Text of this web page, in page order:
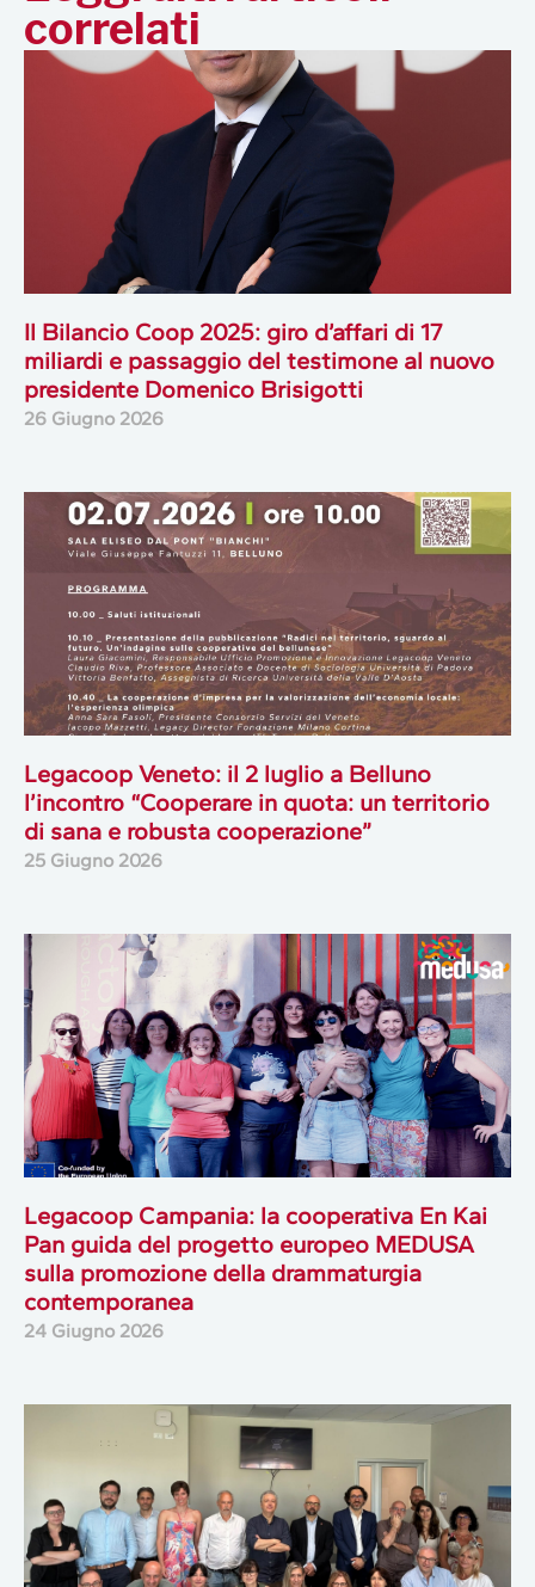
correlati
Il Bilancio Coop 2025: giro d’affari di 17
miliardi e passaggio del testimone al nuovo
presidente Domenico Brisigotti
26 Giugno 2026
Legacoop Veneto: il 2 luglio a Belluno
l’incontro “Cooperare in quota: un territorio
di sana e robusta cooperazione”
25 Giugno 2026
Legacoop Campania: la cooperativa En Kai
Pan guida del progetto europeo MEDUSA
sulla promozione della drammaturgia
contemporanea
24 Giugno 2026